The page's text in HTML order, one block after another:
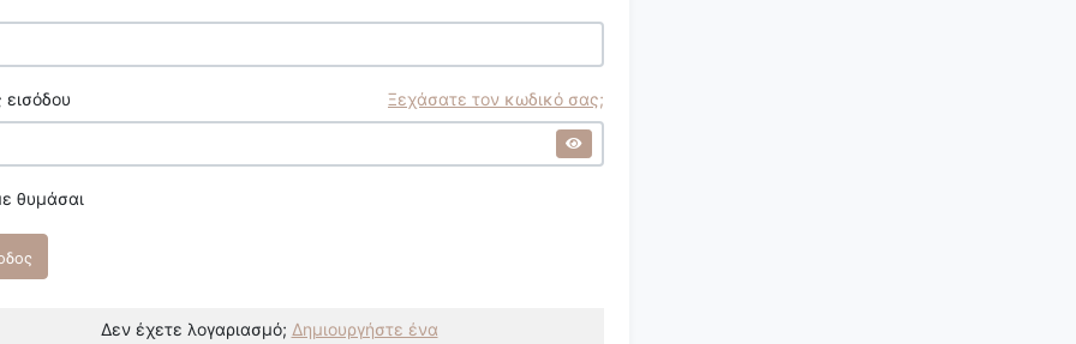
εισόδου Ξεχάσατε τον κωδικό σας;
θυμάσαι
Δεν έχετε λογαριασμό; Δημιουργήστε ένα